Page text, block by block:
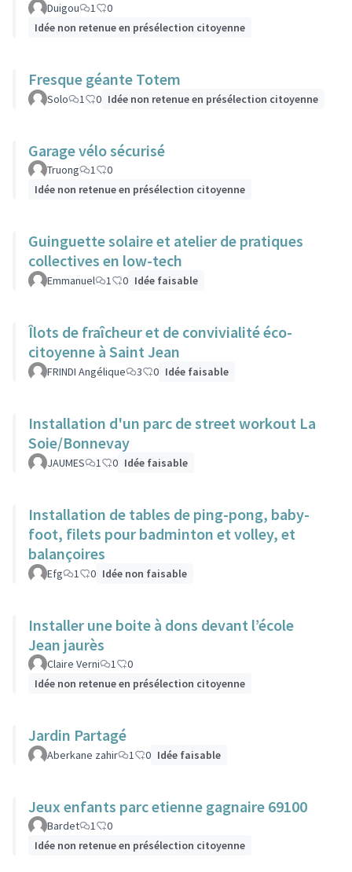
Duigou 1
0
Idée non retenue en présélection citoyenne
Fresque géante Totem
Solo 1 0 Idée non retenue en présélection citoyenne
Garage vélo sécurisé
Truong 1
0
Idée non retenue en présélection citoyenne
Guinguette solaire et atelier de pratiques
collectives en low-tech
Emmanuel 1 0 Idée faisable
Îlots de fraîcheur et de convivialité éco-
citoyenne à Saint Jean
FRINDI Angélique 3 0 Idée faisable
Installation d'un parc de street workout La
Soie/Bonnevay
JAUMES 1 0 Idée faisable
Installation de tables de ping-pong, baby-
foot, filets pour badminton et volley, et
balançoires
Efg 1 0 Idée non faisable
Installer une boite à dons devant l’école
Jean jaurès
Claire Verni 1
0
Idée non retenue en présélection citoyenne
Jardin Partagé
Aberkane zahir 1 0 Idée faisable
Jeux enfants parc etienne gagnaire 69100
Bardet 1
0
Idée non retenue en présélection citoyenne